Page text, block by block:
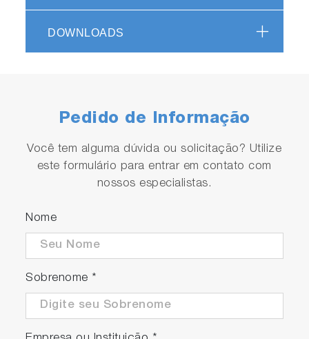
contamination.
Concentration conversion
function
inputting the relationship between chemical
concentration and conductivity along with
temperature characteristics.
DOWNLOADS
Pedido de Informação
Você tem alguma dúvida ou solicitação? Utilize
este formulário para entrar em contato com
nossos especialistas.
Nome
Sobrenome *